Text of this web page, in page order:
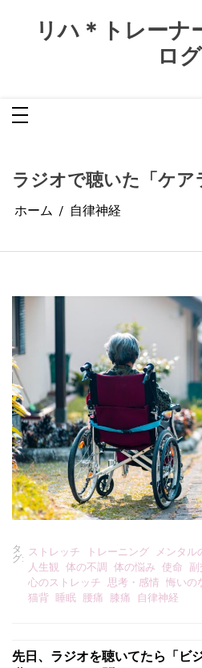
リハ＊トレーナ
ログ
ラジオで聴いた「ケア
ホーム 自律神経
タ
グ:
ストレッチ トレーニング メンタル
人生観 体の不調 体の悩み 使命 副
心のストレッチ 思考・感情 悔いの
猫背 睡眠 腰痛 膝痛 自律神経
先日、ラジオを聴いてたら「ビ